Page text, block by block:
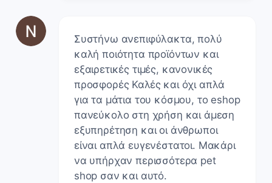
Συστήνω ανεπιφύλακτα, πολύ
καλή ποιότητα προϊόντων και
εξαιρετικές τιμές, κανονικές
προσφορές Καλές και όχι απλά
για τα μάτια του κόσμου, το eshop
πανεύκολο στη χρήση και άμεση
εξυπηρέτηση και οι άνθρωποι
είναι απλά ευγενέστατοι. Μακάρι
να υπήρχαν περισσότερα pet
shop σαν και αυτό.